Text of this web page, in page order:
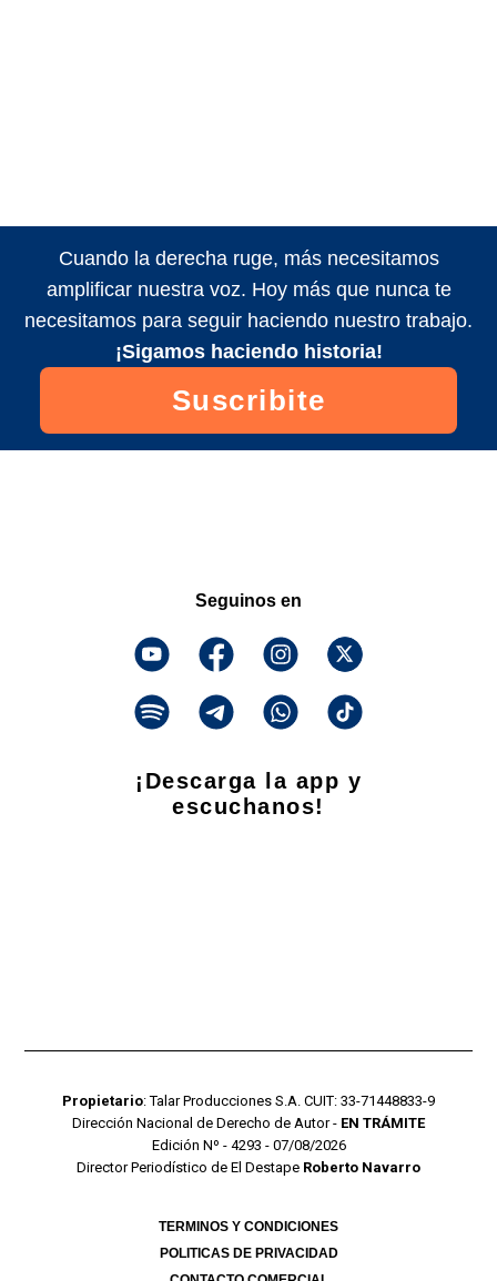
Cuando la derecha ruge, más necesitamos
amplificar nuestra voz. Hoy más que nunca te
necesitamos para seguir haciendo nuestro trabajo.
¡Sigamos haciendo historia!
Suscribite
Seguinos en
¡Descarga la app y
escuchanos!
Propietario: Talar Producciones S.A. CUIT: 33-71448833-9
Dirección Nacional de Derecho de Autor - EN TRÁMITE
Edición Nº - 4293 - 07/08/2026
Director Periodístico de El Destape Roberto Navarro
TERMINOS Y CONDICIONES
POLITICAS DE PRIVACIDAD